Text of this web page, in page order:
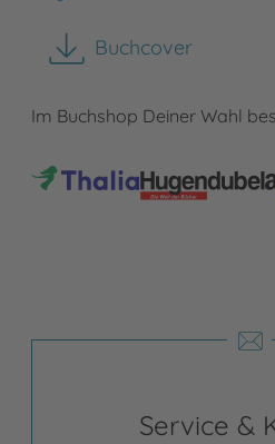
Buchcover
herunterladen
Im Buchshop Deiner Wahl
Service &